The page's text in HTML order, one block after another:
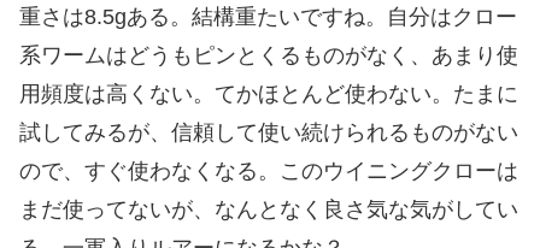
重さは8.5gある。結構重たいですね。自分はクロー
系ワームはどうもピンとくるものがなく、あまり使
用頻度は高くない。てかほとんど使わない。たまに
試してみるが、信頼して使い続けられるものがない
ので、すぐ使わなくなる。このウイニングクローは
まだ使ってないが、なんとなく良さ気な気がしてい